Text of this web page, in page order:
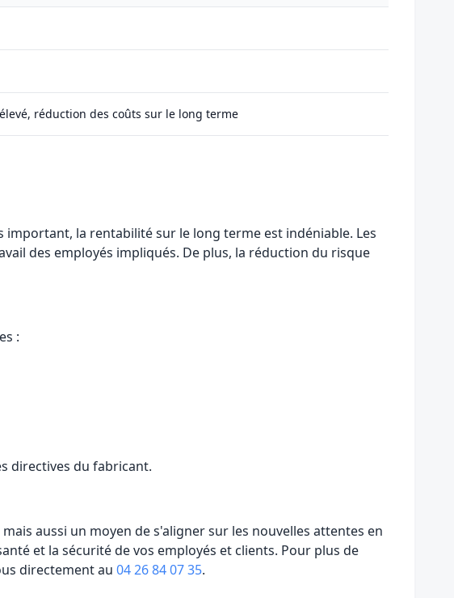
réduction des coûts sur le long terme
la rentabilité sur le long terme est indéniable. Les
des employés impliqués. De plus, la réduction du risque
:
directives du fabricant.
aussi un moyen de s'aligner sur les nouvelles attentes en
et la sécurité de vos employés et clients. Pour plus de
directement au 04 26 84 07 35.